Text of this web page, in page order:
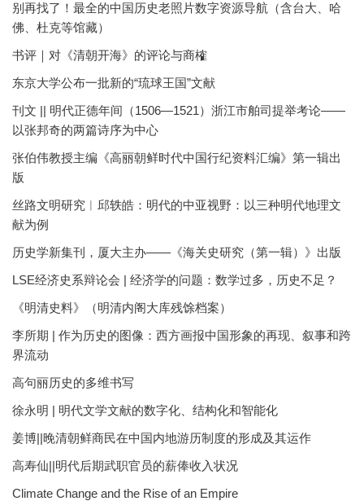
别再找了！最全的中国历史老照片数字资源导航（含台大、哈
佛、杜克等馆藏）
书评｜对《清朝开海》的评论与商榷
东京大学公布一批新的“琉球王国”文献
刊文 || 明代正德年间（1506—1521）浙江市舶司提举考论——
以张邦奇的两篇诗序为中心
张伯伟教授主编《高丽朝鲜时代中国行纪资料汇编》第一辑出
版
丝路文明研究︱邱轶皓：明代的中亚视野：以三种明代地理文
献为例
历史学新集刊，厦大主办——《海关史研究（第一辑）》出版
LSE经济史系辩论会 | 经济学的问题：数学过多，历史不足？
《明清史料》（明清内阁大库残馀档案）
李所期 | 作为历史的图像：西方画报中国形象的再现、叙事和跨
界流动
高句丽历史的多维书写
徐永明 | 明代文学文献的数字化、结构化和智能化
姜博||晚清朝鲜商民在中国内地游历制度的形成及其运作
高寿仙||明代后期武职官员的薪俸收入状况
Climate Change and the Rise of an Empire